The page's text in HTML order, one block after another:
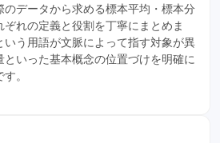
のデータから求める標本平均・標本分
れの定義と役割を丁寧にまとめま
いう用語が文脈によって指す対象が異
といった基本概念の位置づけを明確に
。